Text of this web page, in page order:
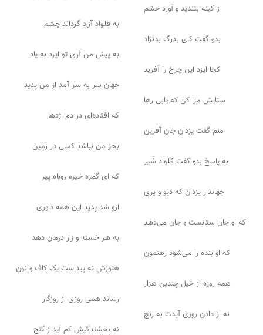
ز کینه بتندید و آورد خشم
به قلواد آزاد گرداند چشم
بدو گفت کای بدرگ بدنژاد
به پیش من آری تو ایزد به یاد
کجا ایزد این چرخ را آفرید
جهان سر به سر آمد از من پدید
ستایش مرا کن که یابی رها
که افتاده‌ای در دم اژدها
منم گفت یزدان جان آفرین
بجز من نباشد کسی در زمین
به پاسخ بدو گفت قلواد شیر
که ای گمره خیره روباه پیر
جهاندار یزدان که دیو و پری
ازو شد پدید این همه داوری
که او جان ستانست و جان می‌دهد
به هر خسته و زار درمان دهد
که او بنده را می‌شود رهنمون
هنوزش نه پیداست یک کاف و نون
همه روزه از خیل چندین هزار
رساند همی روزی از روزگار
نه از دادن روزی آیدت به رنج
نه بخشندگیش کم آید ز گنج